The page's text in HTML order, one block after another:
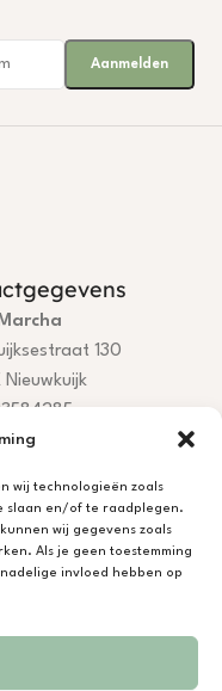
wij technologieën zoals
slaan en/of te raadplegen.
wij gegevens zoals
Als je geen toestemming
invloed hebben op
130
Nieuwkuijk
Atelier is open, je bent
Niet aanwezig? App/bel
Mediain opdracht van